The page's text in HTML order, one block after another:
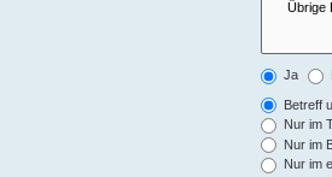
Ja
Betreff
Nur im
Nur im
Nur im